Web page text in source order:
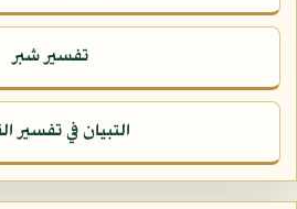
تفسير شبر
التبيان في تفسير